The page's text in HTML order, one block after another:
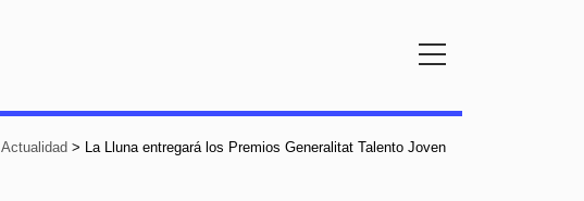
Actualidad > La Lluna entregará los Premios Generalitat Talento Joven